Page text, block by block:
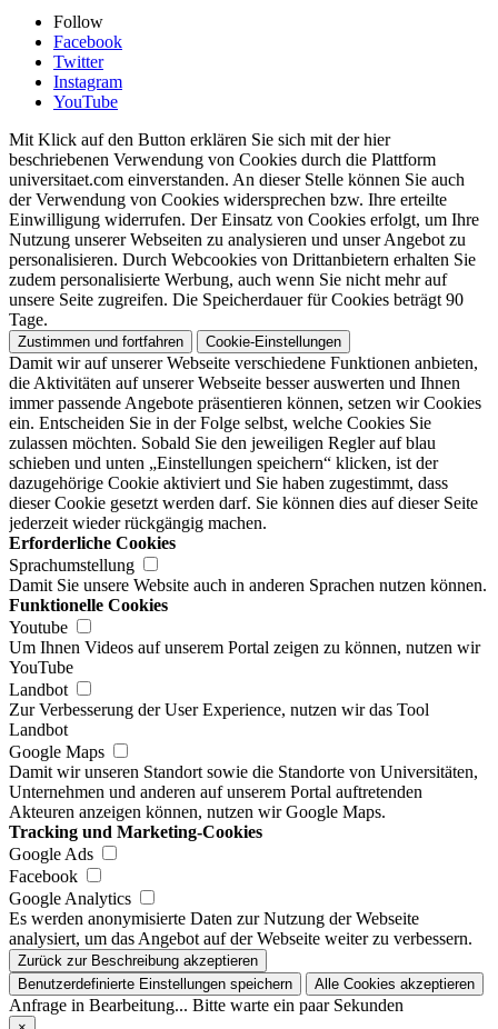
Follow
Facebook
Twitter
Instagram
YouTube
Mit Klick auf den Button erklären Sie sich mit der hier
beschriebenen Verwendung von Cookies durch die Plattform
universitaet.com einverstanden. An dieser Stelle können Sie auch
der Verwendung von Cookies widersprechen bzw. Ihre erteilte
Einwilligung widerrufen. Der Einsatz von Cookies erfolgt, um Ihre
Nutzung unserer Webseiten zu analysieren und unser Angebot zu
personalisieren. Durch Webcookies von Drittanbietern erhalten Sie
zudem personalisierte Werbung, auch wenn Sie nicht mehr auf
unsere Seite zugreifen. Die Speicherdauer für Cookies beträgt 90
Tage.
Zustimmen und fortfahren Cookie-Einstellungen
Damit wir auf unserer Webseite verschiedene Funktionen anbieten,
die Aktivitäten auf unserer Webseite besser auswerten und Ihnen
immer passende Angebote präsentieren können, setzen wir Cookies
ein. Entscheiden Sie in der Folge selbst, welche Cookies Sie
zulassen möchten. Sobald Sie den jeweiligen Regler auf blau
schieben und unten „Einstellungen speichern“ klicken, ist der
dazugehörige Cookie aktiviert und Sie haben zugestimmt, dass
dieser Cookie gesetzt werden darf. Sie können dies auf dieser Seite
jederzeit wieder rückgängig machen.
Erforderliche Cookies
Sprachumstellung
Damit Sie unsere Website auch in anderen Sprachen nutzen können.
Funktionelle Cookies
Youtube
Um Ihnen Videos auf unserem Portal zeigen zu können, nutzen wir
YouTube
Landbot
Zur Verbesserung der User Experience, nutzen wir das Tool
Landbot
Google Maps
Damit wir unseren Standort sowie die Standorte von Universitäten,
Unternehmen und anderen auf unserem Portal auftretenden
Akteuren anzeigen können, nutzen wir Google Maps.
Tracking und Marketing-Cookies
Google Ads
Facebook
Google Analytics
Es werden anonymisierte Daten zur Nutzung der Webseite
analysiert, um das Angebot auf der Webseite weiter zu verbessern.
Zurück zur Beschreibung akzeptieren
Benutzerdefinierte Einstellungen speichern
Alle Cookies akzeptieren
Anfrage in Bearbeitung... Bitte warte ein paar Sekunden